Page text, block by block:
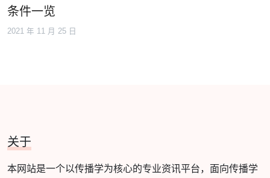
条件一览
2021 年 11 月 25 日
关于
本网站是一个以传播学为核心的专业资讯平台，面向传播学